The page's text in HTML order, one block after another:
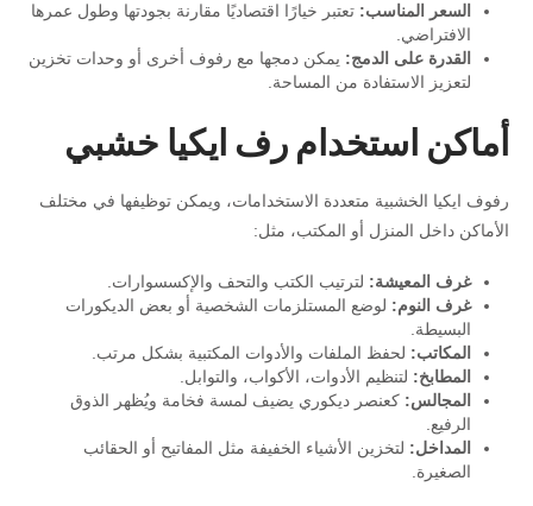
السعر المناسب: تعتبر خيارًا اقتصاديًا مقارنة بجودتها وطول عمرها
الافتراضي.
القدرة على الدمج: يمكن دمجها مع رفوف أخرى أو وحدات تخزين
لتعزيز الاستفادة من المساحة.
أماكن استخدام رف ايكيا خشبي
رفوف ايكيا الخشبية متعددة الاستخدامات، ويمكن توظيفها في مختلف
الأماكن داخل المنزل أو المكتب، مثل:
غرف المعيشة: لترتيب الكتب والتحف والإكسسوارات.
غرف النوم: لوضع المستلزمات الشخصية أو بعض الديكورات
البسيطة.
المكاتب: لحفظ الملفات والأدوات المكتبية بشكل مرتب.
المطابخ: لتنظيم الأدوات، الأكواب، والتوابل.
المجالس: كعنصر ديكوري يضيف لمسة فخامة ويُظهر الذوق
الرفيع.
المداخل: لتخزين الأشياء الخفيفة مثل المفاتيح أو الحقائب
الصغيرة.